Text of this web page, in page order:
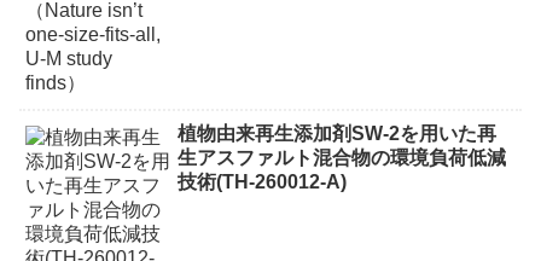
植物由来再生添加剤SW-2を用いた再
生アスファルト混合物の環境負荷低減
技術(TH-260012-A)